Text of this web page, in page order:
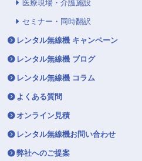
医療現場・介護施設
セミナー・同時翻訳
レンタル無線機 キャンペーン
レンタル無線機 ブログ
レンタル無線機 コラム
よくある質問
オンライン見積
レンタル無線機お問い合わせ
弊社へのご提案